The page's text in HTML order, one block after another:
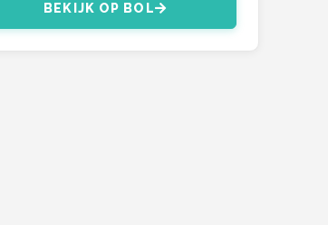
BEKIJK OP BOL